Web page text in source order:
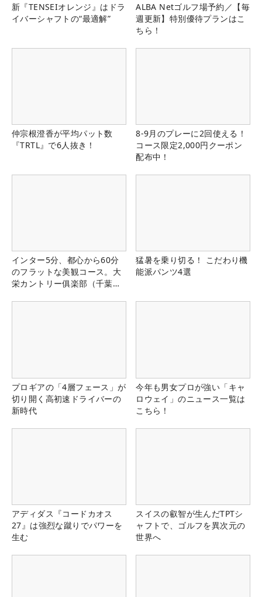
新『TENSEIオレンジ』はドラ
イバーシャフトの“最適解”
ALBA Netゴルフ場予約／【毎
週更新】特別優待プランはこ
ちら！
仲宗根澄香が平均パット数
『TRTL』で6人抜き！
8-9月のプレーに2回使える！
コース限定2,000円クーポン
配布中！
インター5分、都心から60分
のフラットな美観コース。大
栄カントリー俱楽部（千葉
猛暑を乗り切る！ こだわり機
能派パンツ4選
プロギアの「4層フェース」が
切り開く高初速ドライバーの
新時代
今年も男女プロが強い「キャ
ロウェイ」のニュース一覧は
こちら！
アディダス『コードカオス
27』は強烈な蹴りでパワーを
生む
スイスの叡智が生んだTPTシ
ャフトで、ゴルフを異次元の
世界へ